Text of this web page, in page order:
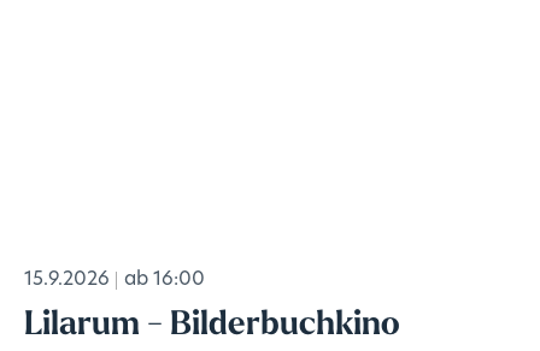
15.9.2026 ab 16:00
Lilarum - Bilderbuchkino